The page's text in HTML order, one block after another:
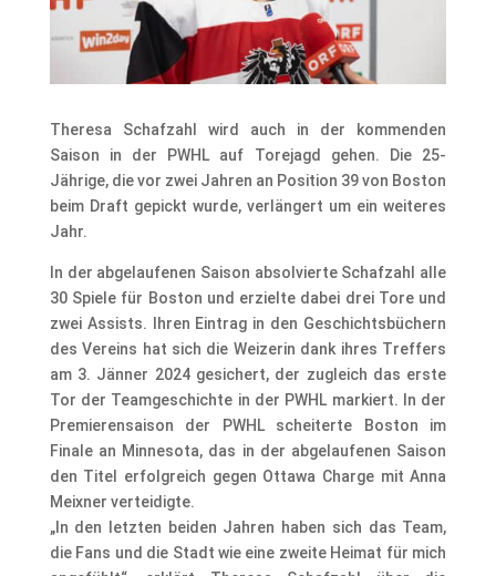
Theresa Schafzahl wird auch in der kommenden
Saison in der PWHL auf Torejagd gehen. Die 25-
Jährige, die vor zwei Jahren an Position 39 von Boston
beim Draft gepickt wurde, verlängert um ein weiteres
Jahr.
In der abgelaufenen Saison absolvierte Schafzahl alle
30 Spiele für Boston und erzielte dabei drei Tore und
zwei Assists. Ihren Eintrag in den Geschichtsbüchern
des Vereins hat sich die Weizerin dank ihres Treffers
am 3. Jänner 2024 gesichert, der zugleich das erste
Tor der Teamgeschichte in der PWHL markiert. In der
Premierensaison der PWHL scheiterte Boston im
Finale an Minnesota, das in der abgelaufenen Saison
den Titel erfolgreich gegen Ottawa Charge mit Anna
Meixner verteidigte.
„In den letzten beiden Jahren haben sich das Team,
die Fans und die Stadt wie eine zweite Heimat für mich